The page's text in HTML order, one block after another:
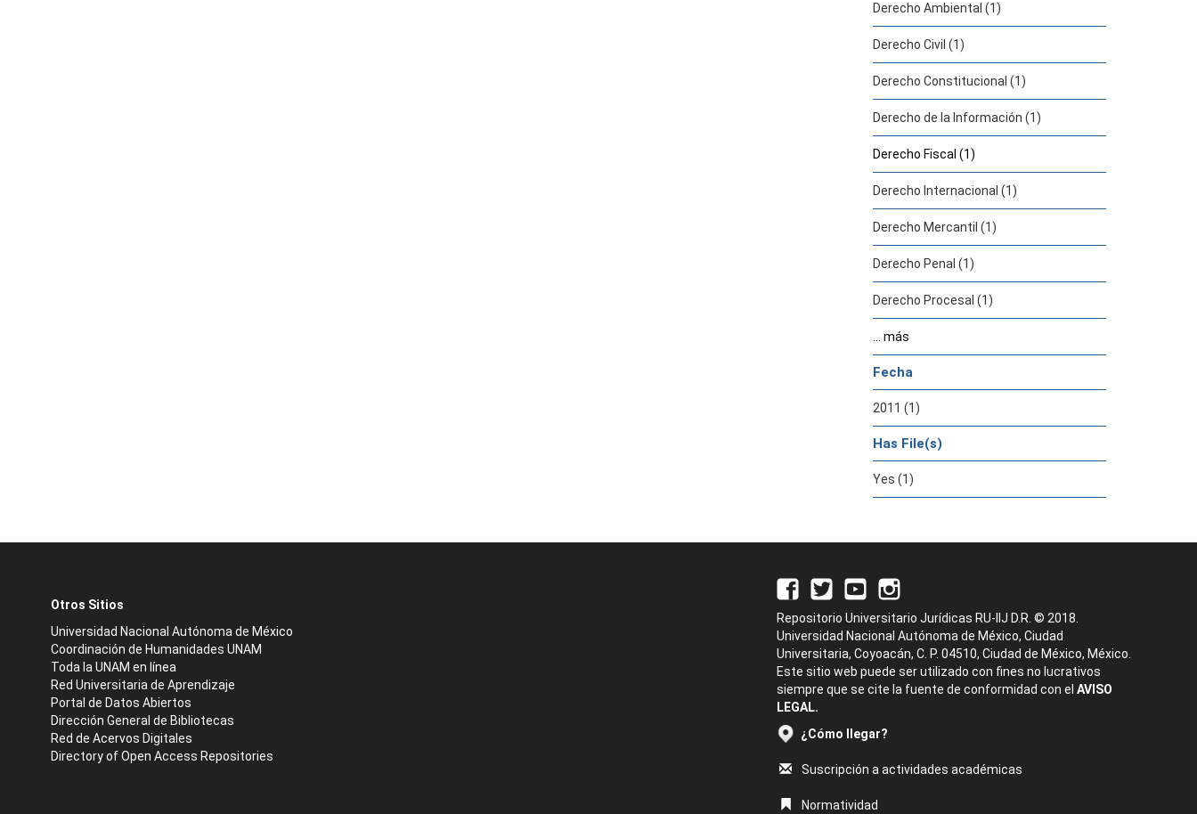
Derecho Ambiental (1)
Derecho Civil (1)
Derecho Constitucional (1)
Derecho de la Información (1)
Derecho Fiscal (1)
Derecho Internacional (1)
Derecho Mercantil (1)
Derecho Penal (1)
Derecho Procesal (1)
... más
Fecha
2011 (1)
Has File(s)
Yes (1)
Otros Sitios
Universidad Nacional Autónoma de México
Coordinación de Humanidades UNAM
Toda la UNAM en línea
Red Universitaria de Aprendizaje
Portal de Datos Abiertos
Dirección General de Bibliotecas
Red de Acervos Digitales
Directory of Open Access Repositories
Repositorio Universitario Jurídicas RU-IIJ D.R. © 2018.
Universidad Nacional Autónoma de México, Ciudad
Universitaria, Coyoacán, C. P. 04510, Ciudad de México, México.
Este sitio web puede ser utilizado con fines no lucrativos
siempre que se cite la fuente de conformidad con el AVISO
LEGAL.
¿Cómo llegar?
Suscripción a actividades académicas
Normatividad